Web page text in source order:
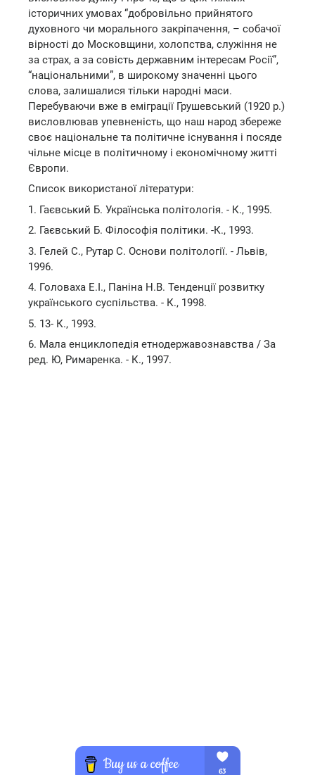
історичних умовах “добровільно прийнятого
духовного чи морального закріпачення, – собачої
вірності до Московщини, холопства, служіння не
за страх, а за совість державним інтересам Росії”,
“національними”, в широкому значенні цього
слова, залишалися тільки народні маси.
Перебуваючи вже в еміграції Грушевський (1920 р.)
висловлював упевненість, що наш народ збереже
своє національне та політичне існування і посяде
чільне місце в політичному і економічному житті
Європи.
Список використаної літератури:
1. Гаєвський Б. Українська політологія. - К., 1995.
2. Гаєвський Б. Філософія політики. -К., 1993.
3. Гелей С., Рутар С. Основи політології. - Львів,
1996.
4. Головаха Е.І., Паніна Н.В. Тенденції розвитку
українського суспільства. - К., 1998.
5. 13- К., 1993.
6. Мала енциклопедія етнодержавознавства / За
ред. Ю, Римаренка. - К., 1997.